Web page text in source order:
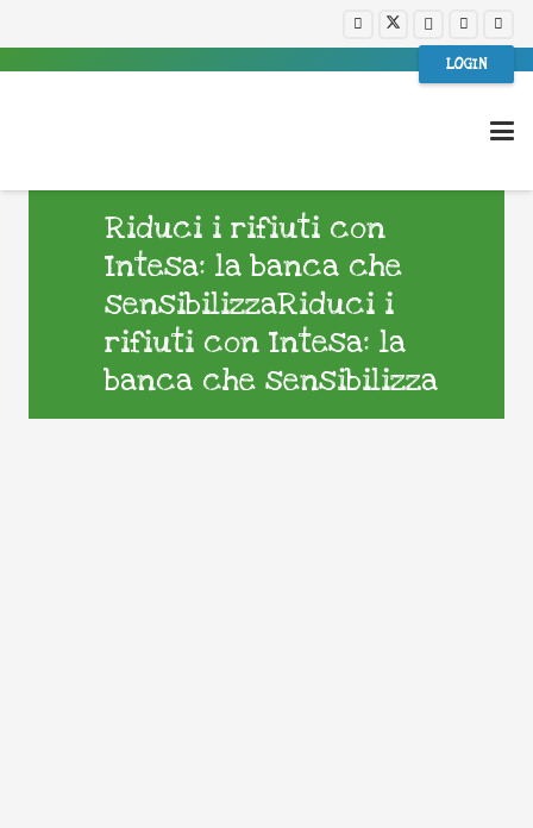
LOGIN
Riduci i rifiuti con
Intesa: la banca che
sensibilizzaRiduci i
rifiuti con Intesa: la
banca che sensibilizza